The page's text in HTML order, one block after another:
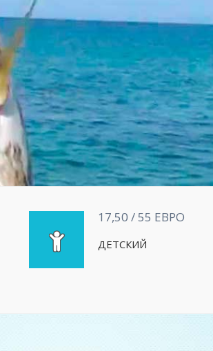
17,50 / 55 ЕВРО
ДЕТСКИЙ